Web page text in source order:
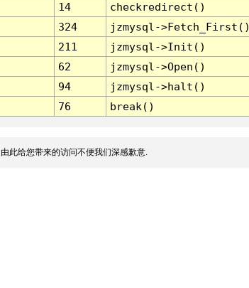
14
checkredirect()
324
jzmysql-
211
jzmysql->Init()
62
jzmysql->Open()
94
jzmysql->halt()
76 break()
此给您带来的访问不便我们深感歉意.